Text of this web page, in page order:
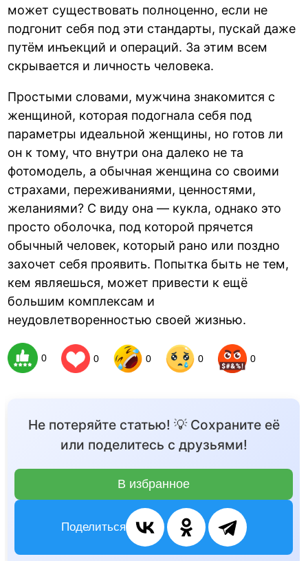
может существовать полноценно, если не
подгонит себя под эти стандарты, пускай даже
путём инъекций и операций. За этим всем
скрывается и личность человека.
Простыми словами, мужчина знакомится с
женщиной, которая подогнала себя под
параметры идеальной женщины, но готов ли
он к тому, что внутри она далеко не та
фотомодель, а обычная женщина со своими
страхами, переживаниями, ценностями,
желаниями? С виду она — кукла, однако это
просто оболочка, под которой прячется
обычный человек, который рано или поздно
захочет себя проявить. Попытка быть не тем,
кем являешься, может привести к ещё
большим комплексам и
неудовлетворенностью своей жизнью.
0 0 0 0 0
Не потеряйте статью! 💡 Сохраните её
или поделитесь с друзьями!
В избранное
Поделиться